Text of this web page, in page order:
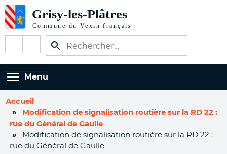
au
contenu
principal
sociaux
Menu
Accueil
Modification de signalisation routière sur la RD 22 :
rue du Général de Gaulle
Modification de signalisation routière sur la RD 22 :
rue du Général de Gaulle